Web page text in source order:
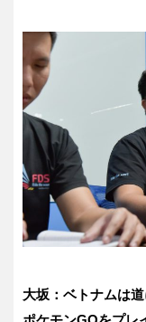
大坂：ベトナムは